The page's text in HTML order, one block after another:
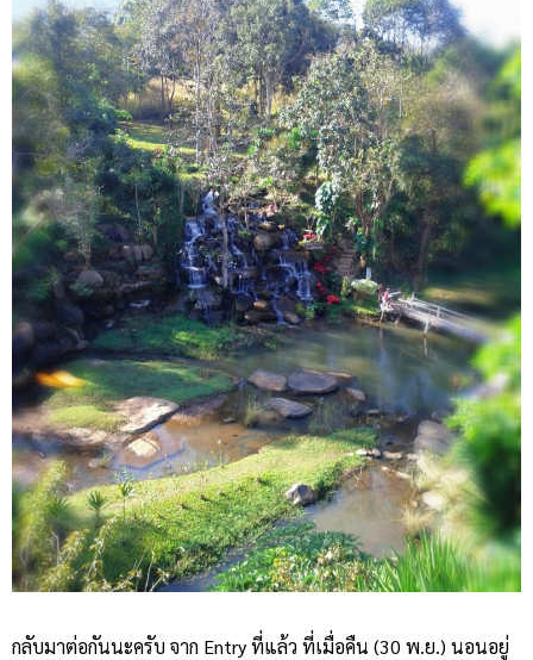
กลับมาต่อกันนะครับ จาก Entry ที่แล้ว ที่เมื่อคืน (30 พ.ย.) นอนอยู่